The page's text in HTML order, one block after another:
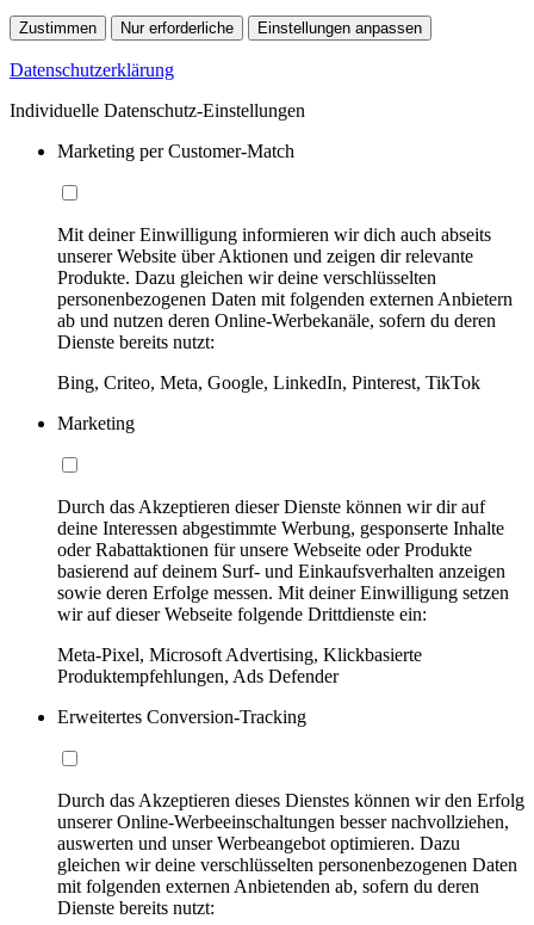
Zustimmen Nur erforderliche Einstellungen anpassen
Datenschutzerklärung
Individuelle Datenschutz-Einstellungen
Marketing per Customer-Match
Mit deiner Einwilligung informieren wir dich auch abseits
unserer Website über Aktionen und zeigen dir relevante
Produkte. Dazu gleichen wir deine verschlüsselten
personenbezogenen Daten mit folgenden externen Anbietern
ab und nutzen deren Online-Werbekanäle, sofern du deren
Dienste bereits nutzt:
Bing, Criteo, Meta, Google, LinkedIn, Pinterest, TikTok
Marketing
Durch das Akzeptieren dieser Dienste können wir dir auf
deine Interessen abgestimmte Werbung, gesponserte Inhalte
oder Rabattaktionen für unsere Webseite oder Produkte
basierend auf deinem Surf- und Einkaufsverhalten anzeigen
sowie deren Erfolge messen. Mit deiner Einwilligung setzen
wir auf dieser Webseite folgende Drittdienste ein:
Meta-Pixel, Microsoft Advertising, Klickbasierte
Produktempfehlungen, Ads Defender
Erweitertes Conversion-Tracking
Durch das Akzeptieren dieses Dienstes können wir den Erfolg
unserer Online-Werbeeinschaltungen besser nachvollziehen,
auswerten und unser Werbeangebot optimieren. Dazu
gleichen wir deine verschlüsselten personenbezogenen Daten
mit folgenden externen Anbietenden ab, sofern du deren
Dienste bereits nutzt: